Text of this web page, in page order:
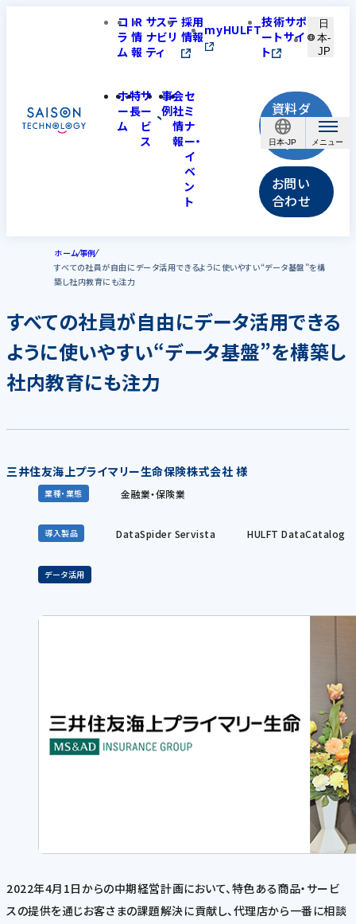
日本-JP
コ
ラ
ム
IR
情
報
サステ
ナビリ
ティ
採用
情報myHULFT技術サポ
ートサイ
ト
日
本-
JP
ホ
ー
ム
特
長
サ
ー
ビ
ス
事
例
会
社
情
報
セ
ミ
ナ
ー・
イ
ベ
ン
ト
資料ダ
ウンロ
ード
お問い
合わせ
ホーム事例
すべての社員が自由にデータ活用できるように使いやすい“データ基盤”を構
築し社内教育にも注力
すべての社員が自由にデータ活用できる
ように使いやすい“データ基盤”を構築し
社内教育にも注力
三井住友海上プライマリー生命保険株式会社 様
業種・業態 金融業・保険業
導入製品 DataSpider Servista HULFT DataCatalog
データ活用
2022年4月1日からの中期経営計画において、特色ある商品・サービ
スの提供を通じお客さまの課題解決に貢献し、代理店から一番に相談